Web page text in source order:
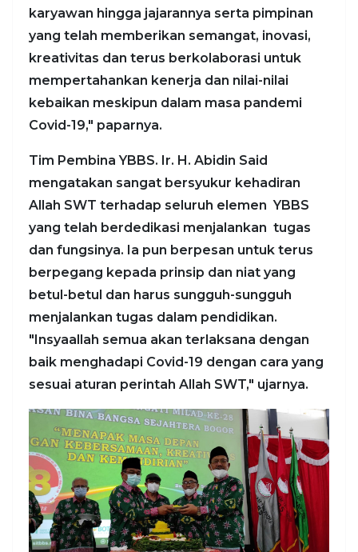
karyawan hingga jajarannya serta pimpinan
yang telah memberikan semangat, inovasi,
kreativitas dan terus berkolaborasi untuk
mempertahankan kenerja dan nilai-nilai
kebaikan meskipun dalam masa pandemi
Covid-19," paparnya.
Tim Pembina YBBS. Ir. H. Abidin Said
mengatakan sangat bersyukur kehadiran
Allah SWT terhadap seluruh elemen YBBS
yang telah berdedikasi menjalankan tugas
dan fungsinya. Ia pun berpesan untuk terus
berpegang kepada prinsip dan niat yang
betul-betul dan harus sungguh-sungguh
menjalankan tugas dalam pendidikan.
"Insyaallah semua akan terlaksana dengan
baik menghadapi Covid-19 dengan cara yang
sesuai aturan perintah Allah SWT," ujarnya.